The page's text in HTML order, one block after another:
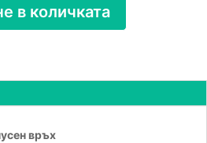
в количката
връх